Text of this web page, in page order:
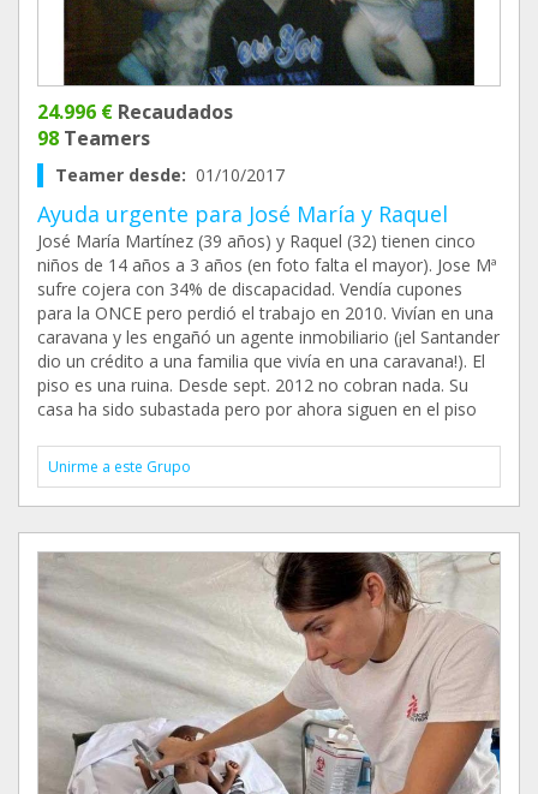
24.996 € Recaudados
98 Teamers
Teamer desde: 01/10/2017
Ayuda urgente para José María y Raquel
José María Martínez (39 años) y Raquel (32) tienen cinco
niños de 14 años a 3 años (en foto falta el mayor). Jose Mª
sufre cojera con 34% de discapacidad. Vendía cupones
para la ONCE pero perdió el trabajo en 2010. Vivían en una
caravana y les engañó un agente inmobiliario (¡el Santander
dio un crédito a una familia que vivía en una caravana!). El
piso es una ruina. Desde sept. 2012 no cobran nada. Su
casa ha sido subastada pero por ahora siguen en el piso
Unirme a este Grupo